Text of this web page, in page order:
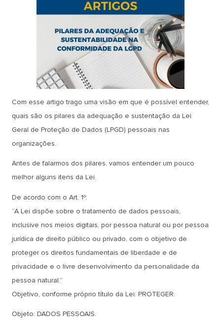
Com esse artigo trago uma visão em que é possível entender,
quais são os pilares da adequação e sustentação da Lei
Geral de Proteção de Dados (LPGD) pessoais nas
organizações.
Antes de falarmos dos pilares, vamos entender um pouco
melhor alguns itens da Lei.
De acordo com o Art. 1º:
“A Lei dispõe sobre o tratamento de dados pessoais,
inclusive nos meios digitais, por pessoa natural ou por pessoa
jurídica de direito público ou privado, com o objetivo de
proteger os direitos fundamentais de liberdade e de
privacidade e o livre desenvolvimento da personalidade da
pessoa natural.”
Objetivo, conforme próprio título da Lei: PROTEGER.
Objeto: DADOS PESSOAIS.